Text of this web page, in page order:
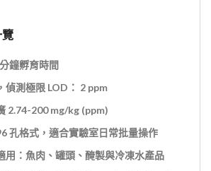
鐘孵育時間
偵測極限 LOD： 2 ppm
2.74-200 mg/kg (ppm)
孔格式，適合實驗室日常批量操作
用：魚肉、罐頭、醃製與冷凍水產品